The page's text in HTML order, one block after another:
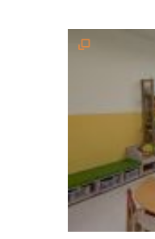
noch...?!
Herzenssache
Bewusst
Sexualität
KIT